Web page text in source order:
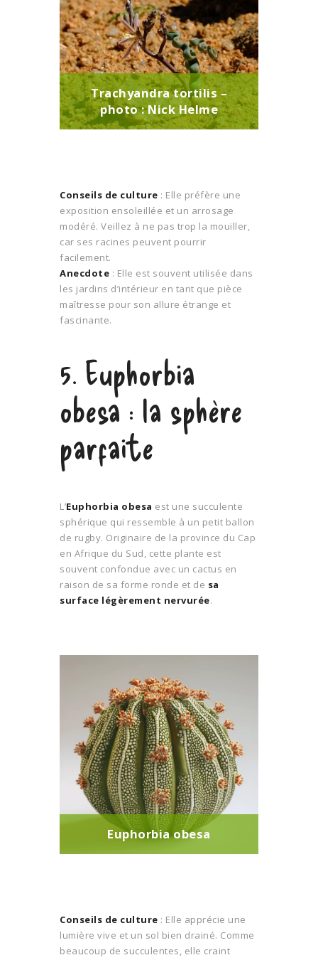
Trachyandra tortilis –
photo : Nick Helme
Conseils de culture : Elle préfère une
exposition ensoleillée et un arrosage
modéré. Veillez à ne pas trop la mouiller,
car ses racines peuvent pourrir
facilement.
Anecdote : Elle est souvent utilisée dans
les jardins d’intérieur en tant que pièce
maîtresse pour son allure étrange et
fascinante.
5. Euphorbia
obesa : la sphère
parfaite
L’Euphorbia obesa est une succulente
sphérique qui ressemble à un petit ballon
de rugby. Originaire de la province du Cap
en Afrique du Sud, cette plante est
souvent confondue avec un cactus en
raison de sa forme ronde et de sa
surface légèrement nervurée.
Euphorbia obesa
Conseils de culture : Elle apprécie une
lumière vive et un sol bien drainé. Comme
beaucoup de succulentes, elle craint